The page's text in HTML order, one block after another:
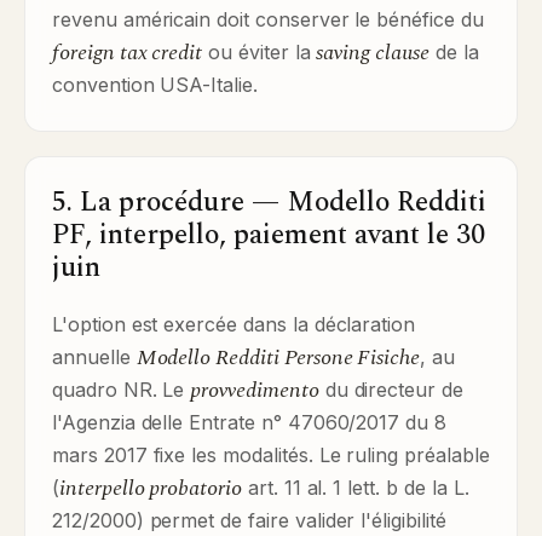
revenu américain doit conserver le bénéfice du
foreign tax credit ou éviter lasaving clausede la
convention USA-Italie.
5. La procédure — Modello Redditi
PF, interpello, paiement avant le 30
juin
L'option est exercée dans la déclaration
annuelle Modello Redditi Persone Fisiche, au
quadro NR. Le provvedimentodu directeur de
l'Agenzia delle Entrate n° 47060/2017 du 8
mars 2017 fixe les modalités. Le ruling préalable
(interpello probatorioart. 11 al. 1 lett. b de la L.
212/2000) permet de faire valider l'éligibilité